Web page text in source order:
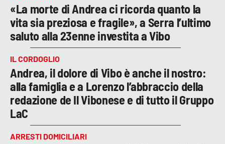
«La morte di Andrea ci ricorda quanto la
vita sia preziosa e fragile», a Serra l’ultimo
saluto alla 23enne investita a Vibo
IL CORDOGLIO
Andrea, il dolore di Vibo è anche il nostro:
alla famiglia e a Lorenzo l’abbraccio della
redazione de Il Vibonese e di tutto il Gruppo
LaC
ARRESTI DOMICILIARI